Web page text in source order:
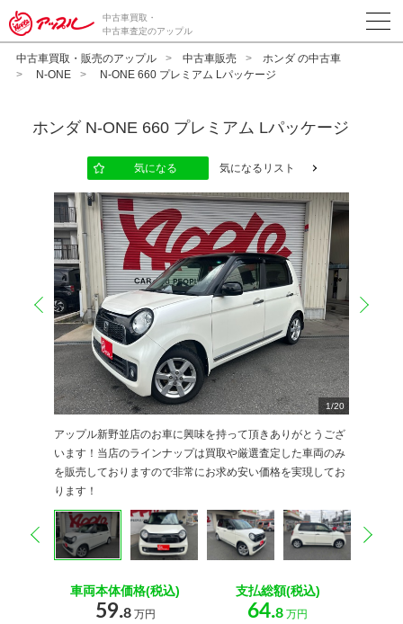
中古車買取・
中古車査定のアップル
中古車買取・販売のアップル 中古車販売
ホンダ の中古車
N-ONE
N-ONE 660 プレミアム Lパッケージ
ホンダ N-ONE 660 プレミアム Lパッケージ
気になる 気になるリスト
1/20
アップル新野並店のお車に興味を持って頂きありがとうござ
います！当店のラインナップは買取や厳選査定した車両のみ
を販売しておりますので非常にお求め安い価格を実現してお
ります！
2 20
3 20
4 20
5 20
6 20
7 20
8 20
9 20
10 2
0
11 2
0
12 2
0
13 2
0
14 2
0
15 2
0
16 2
0
17 2
0
18 2
0
19 2
0
20 2
0
prev
prev
車両本体価格(税込)
59.8万円
支払総額(税込)
64.8 万円